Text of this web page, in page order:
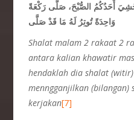
خَشِيَ أَحَدُكُمُ الصُّبْحَ، صَلَّى رَكْعَةً
وَاحِدَةً تُوتِرُ لَهُ مَا قَدْ صَلَّى
Shalat malam 2 rakaat 2
antara kalian khawatir
hendaklah dia shalat
menngganjilkan (bilangan)
kerjakan[7]